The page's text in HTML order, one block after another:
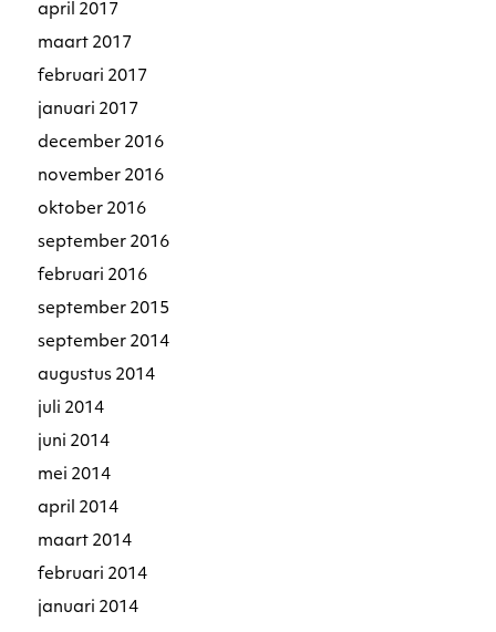
april 2017
maart 2017
februari 2017
januari 2017
december 2016
november 2016
oktober 2016
september 2016
februari 2016
september 2015
september 2014
augustus 2014
juli 2014
juni 2014
mei 2014
april 2014
maart 2014
februari 2014
januari 2014